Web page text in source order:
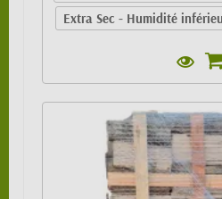
Extra Sec - Humidité